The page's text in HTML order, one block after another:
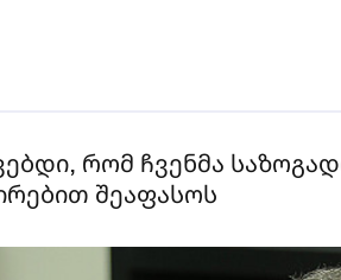
რომ ჩვენმა
შეაფასოს